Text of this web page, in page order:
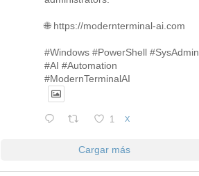
🌐 https://modernterminal-ai.com
#Windows #PowerShell #SysAdmin
#AI #Automation
#ModernTerminalAI
1 X
Cargar más